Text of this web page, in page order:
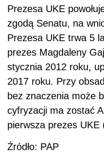
Prezesa UKE
zgodą Senatu, na
Prezesa UKE trwa 5
prezes Magdaleny
stycznia 2012 roku,
2017 roku. Przy
bez znaczenia może
cyfryzacji ma zostać
pierwsza prezes UKE
Źródło: PAP